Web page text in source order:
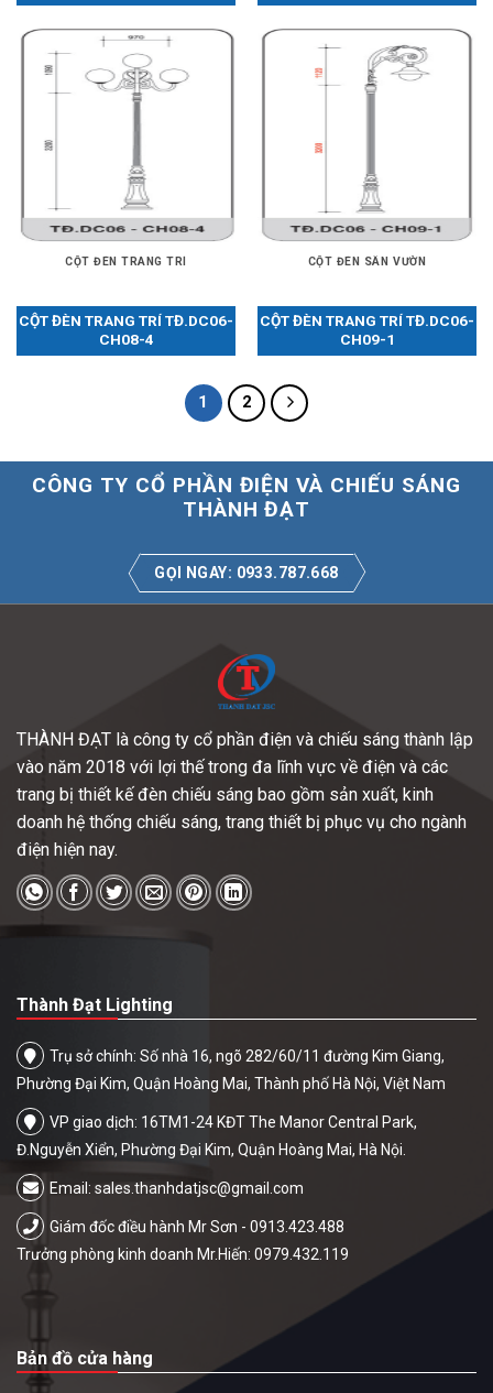
CỘT ĐÈN TRANG TRÍ
CỘT ĐÈN TRANG TRÍ TĐ.DC06-
CH08-4
CỘT ĐÈN SÂN VƯỜN
CỘT ĐÈN TRANG TRÍ TĐ.DC06-
CH09-1
1 2
CÔNG TY CỔ PHẦN ĐIỆN VÀ CHIẾU SÁNG
THÀNH ĐẠT
GỌI NGAY: 0933.787.668
THÀNH ĐẠT là công ty cổ phần điện và chiếu sáng thành lập
vào năm 2018 với lợi thế trong đa lĩnh vực về điện và các
trang bị thiết kế đèn chiếu sáng bao gồm sản xuất, kinh
doanh hệ thống chiếu sáng, trang thiết bị phục vụ cho ngành
điện hiện nay.
Thành Đạt Lighting
Trụ sở chính: Số nhà 16, ngõ 282/60/11 đường Kim Giang,
Phường Đại Kim, Quận Hoàng Mai, Thành phố Hà Nội, Việt Nam
VP giao dịch: 16TM1-24 KĐT The Manor Central Park,
Đ.Nguyễn Xiển, Phường Đại Kim, Quận Hoàng Mai, Hà Nội.
Email: sales.thanhdatjsc@gmail.com
Giám đốc điều hành Mr Sơn - 0913.423.488
Trưởng phòng kinh doanh Mr.Hiến: 0979.432.119
Bản đồ cửa hàng